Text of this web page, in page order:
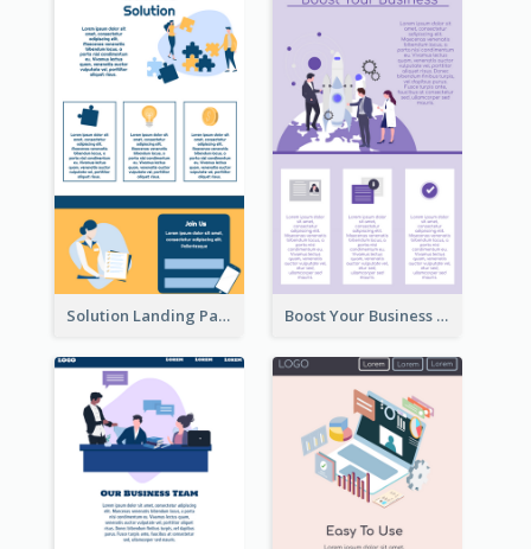
Solution Landing Page Boost Your Business Landing Page